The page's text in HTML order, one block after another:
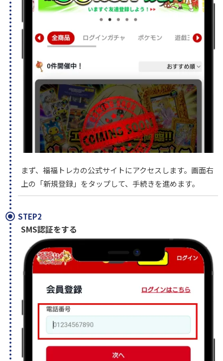
まず、福福トレカの公式サイトにアクセスします。画面右
上の「新規登録」をタップして、手続きを進めます。
STEP2
SMS認証をする